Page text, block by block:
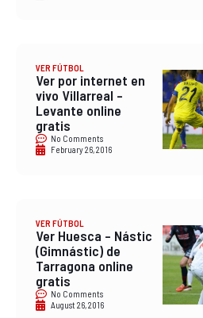
VER FÚTBOL
Ver por internet en
vivo Villarreal –
Levante online
gratis
No Comments
February 26, 2016
VER FÚTBOL
Ver Huesca – Nástic
(Gimnástic) de
Tarragona online
gratis
No Comments
August 26, 2016